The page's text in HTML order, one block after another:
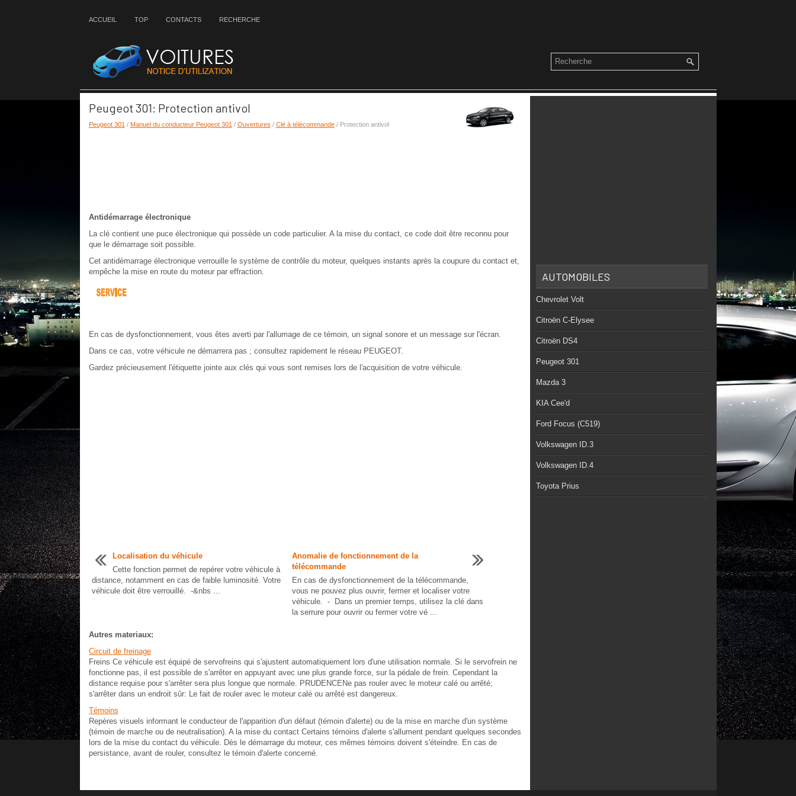
ACCUEIL TOP CONTACTS RECHERCHE
Peugeot 301: Protection antivol
Peugeot 301 / Manuel du conducteur Peugeot 301 / Ouvertures / Clé à télécommande/ Protection antivol
Antidémarrage électronique
La clé contient une puce électronique qui possède un code particulier. A la mise du contact, ce code doit être reconnu pour
que le démarrage soit possible.
Cet antidémarrage électronique verrouille le système de contrôle du moteur, quelques instants après la coupure du contact et,
empêche la mise en route du moteur par effraction.
En cas de dysfonctionnement, vous êtes averti par l'allumage de ce témoin, un signal sonore et un message sur l'écran.
Dans ce cas, votre véhicule ne démarrera pas ; consultez rapidement le réseau PEUGEOT.
Gardez précieusement l'étiquette jointe aux clés qui vous sont remises lors de l'acquisition de votre véhicule.
Localisation du véhicule
Cette fonction permet de repérer votre véhicule à
distance, notamment en cas de faible luminosité. Votre
véhicule doit être verrouillé. -&nbs ...
Anomalie de fonctionnement de la
télécommande
En cas de dysfonctionnement de la télécommande,
vous ne pouvez plus ouvrir, fermer et localiser votre
véhicule. - Dans un premier temps, utilisez la clé dans
la serrure pour ouvrir ou fermer votre vé ...
Autres materiaux:
Circuit de freinage
Freins Ce véhicule est équipé de servofreins qui s'ajustent automatiquement lors d'une utilisation normale. Si le servofrein ne
fonctionne pas, il est possible de s'arrêter en appuyant avec une plus grande force, sur la pédale de frein. Cependant la
distance requise pour s'arrêter sera plus longue que normale. PRUDENCENe pas rouler avec le moteur calé ou arrêté;
s'arrêter dans un endroit sûr: Le fait de rouler avec le moteur calé ou arrêté est dangereux.
Témoins
Repères visuels informant le conducteur de l'apparition d'un défaut (témoin d'alerte) ou de la mise en marche d'un système
(témoin de marche ou de neutralisation). A la mise du contact Certains témoins d'alerte s'allument pendant quelques secondes
lors de la mise du contact du véhicule. Dès le démarrage du moteur, ces mêmes témoins doivent s'éteindre. En cas de
persistance, avant de rouler, consultez le témoin d'alerte concerné.
AUTOMOBILES
Chevrolet Volt
Citroën C-Elysee
Citroën DS4
Peugeot 301
Mazda 3
KIA Cee'd
Ford Focus (C519)
Volkswagen ID.3
Volkswagen ID.4
Toyota Prius